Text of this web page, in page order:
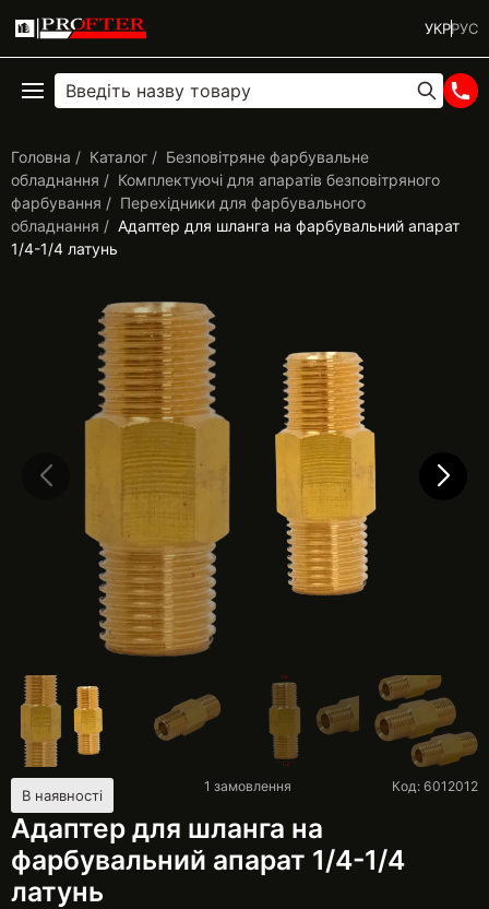
УКРРУС
Головна Каталог
Безповітряне фарбувальне
обладнання
Комплектуючі для апаратів безповітряного
фарбування
Перехідники для фарбувального
обладнання
Адаптер для шланга на фарбувальний апарат
1/4-1/4 латунь
В наявності
Адаптер для шланга на
фарбувальний апарат 1/4-1/4
латунь
Код: 6012012
1 замовлення